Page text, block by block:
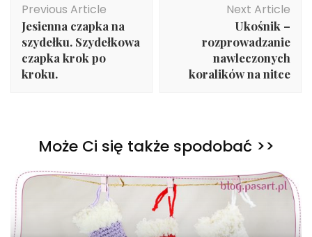
Navigation
Previous Article
Jesienna czapka na
szydełku. Szydełkowa
czapka krok po
kroku.
Next Article
Ukośnik –
rozprowadzanie
nawleczonych
koralików na nitce
Może Ci się także spodobać >>